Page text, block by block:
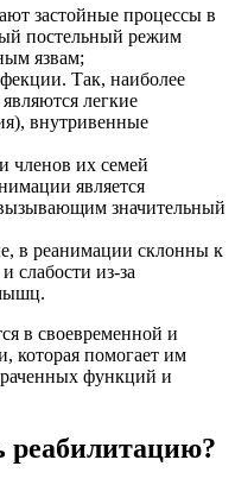
застойные процессы в
постельный режим
язвам;
Так, наиболее
легкие
внутривенные
членов их семей
является
значительный
в реанимации склонны к
слабости из-за
в своевременной и
которая помогает им
функций и
реабилитацию?